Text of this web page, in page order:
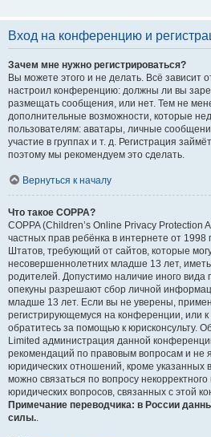
Вход на конференцию и
Зачем мне нужно регистрироваться?
Вы можете этого и не делать. Всё зависит
настроил конференцию: должны ли вы
размещать сообщения, или нет. Тем не
дополнительные возможности, которые
пользователям: аватары, личные
участие в группах и т. д. Регистрация
поэтому мы рекомендуем это сделать.
Вернуться к началу
Что такое COPPA?
COPPA (Children’s Online Privacy Protection
частных прав ребёнка в интернете от
Штатов, требующий от сайтов, которые
несовершеннолетних младше 13 лет,
родителей. Допустимо наличие иного вида
опекуны разрешают сбор личной
младше 13 лет. Если вы не уверены,
регистрирующемуся на конференции, или
обратитесь за помощью к юрисконсульту.
Limited администрация данной
рекомендаций по правовым вопросам и не
юридических отношений, кроме указанных
можно связаться по вопросу
юридических вопросов, связанных с этой
Примечание переводчика: в России
силы..